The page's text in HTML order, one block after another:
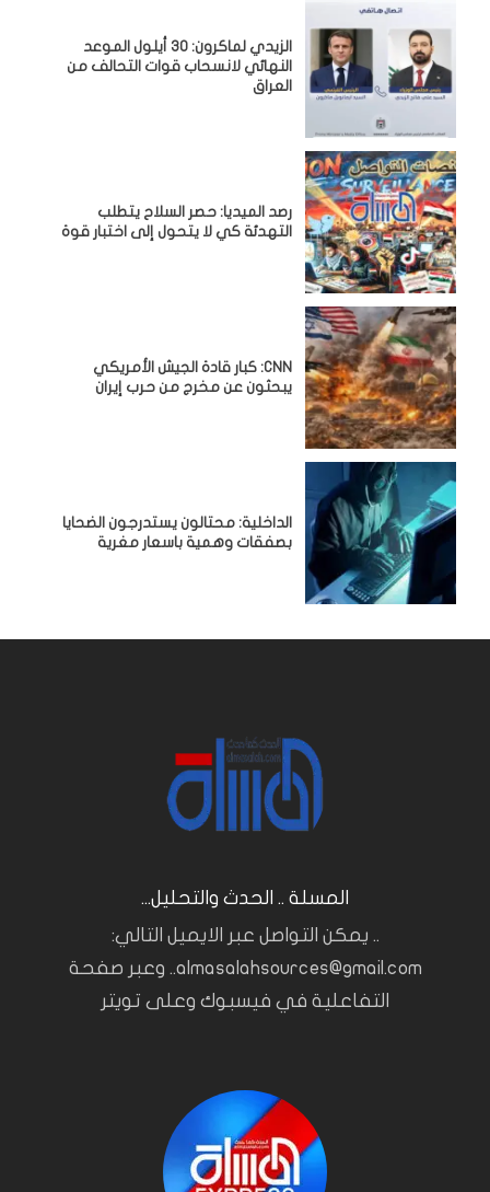
الزيدي لماكرون: 30 أيلول الموعد
النهائي لانسحاب قوات التحالف من
العراق
رصد الميديا: حصر السلاح يتطلب
التهدئة كي لا يتحول إلى اختبار قوة
CNN: كبار قادة الجيش الأمريكي
يبحثون عن مخرج من حرب إيران
الداخلية: محتالون يستدرجون الضحايا
بصفقات وهمية باسعار مغرية
المسلة .. الحدث والتحليل...
.. يمكن التواصل عبر الايميل التالي:
almasalahsources@gmail.com.. وعبر صفحة
التفاعلية في فيسبوك وعلى تويتر